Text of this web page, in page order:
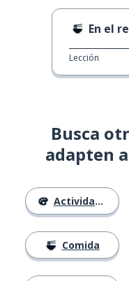
En el
Lección
Busca
adapten
Actividades
Comida